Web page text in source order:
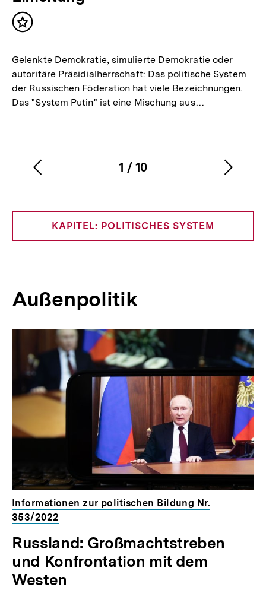
Inhalt
Gelenkte Demokratie, simulierte Demokratie oder
autoritäre Präsidialherrschaft: Das politische System
der Russischen Föderation hat viele Bezeichnungen.
Das "System Putin" ist eine Mischung aus…
Karussellinhalt
1
von
/ 10
Vorherigen
anzeigen
KAPITEL: POLITISCHES SYSTEM
Außenpolitik
Inhaltskarussell
überspringen
Informationen zur politischen Bildung Nr.
353/2022
Russland: Großmachtstreben
und Konfrontation mit dem
Westen